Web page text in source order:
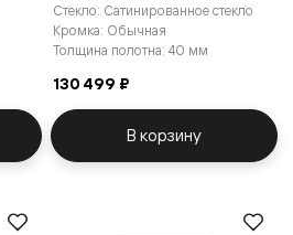
Стекло: Сатинированное стекло
Кромка: Обычная
Толщина полотна: 40 мм
130 499 ₽
В корзину